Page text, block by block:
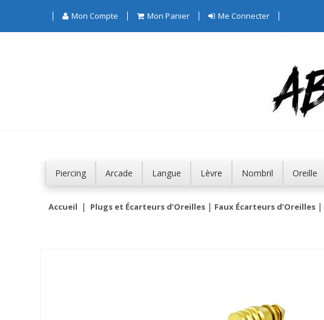
Mon Compte Mon Panier Me Connecter
Piercing Arcade Langue Lèvre Nombril Oreille
Accueil Plugs et Écarteurs d’Oreilles Faux Écarteurs d’Oreilles